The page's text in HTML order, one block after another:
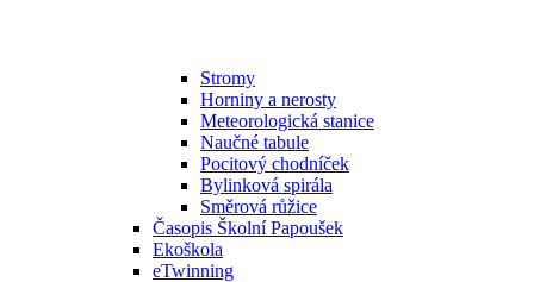
Stromy
Horniny a nerosty
Meteorologická stanice
Naučné tabule
Pocitový chodníček
Bylinková spirála
Směrová růžice
Časopis Školní Papoušek
Ekoškola
eTwinning